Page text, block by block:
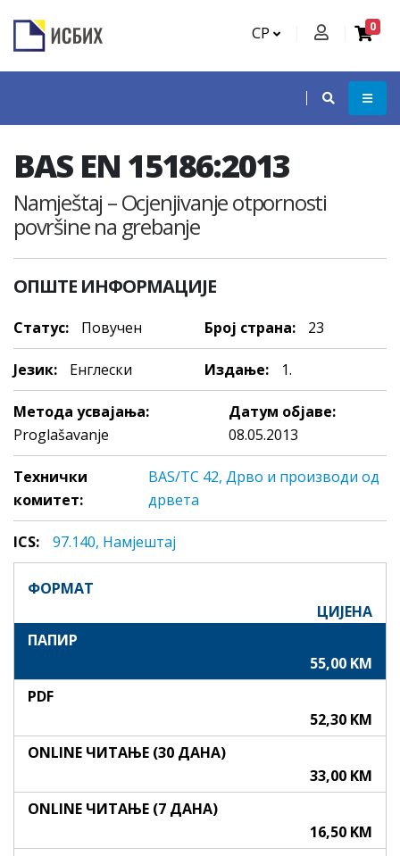
СР 0
BAS EN 15186:2013
Namještaj – Ocjenjivanje otpornosti
površine na grebanje
ОПШТЕ ИНФОРМАЦИЈЕ
Статус: Повучен Број страна: 23
Језик: Енглески Издање: 1.
Метода усвајања:
Proglašavanje
Датум објаве:
08.05.2013
Технички
комитет:
BAS/TC 42, Дрво и производи од
дрвета
ICS: 97.140, Нaмjeштaj
ФОРМАТ
ЦИЈЕНА
ПАПИР
55,00 KM
PDF
52,30 KM
ONLINE ЧИТАЊЕ (30 ДАНА)
33,00 KM
ONLINE ЧИТАЊЕ (7 ДАНА)
16,50 KM